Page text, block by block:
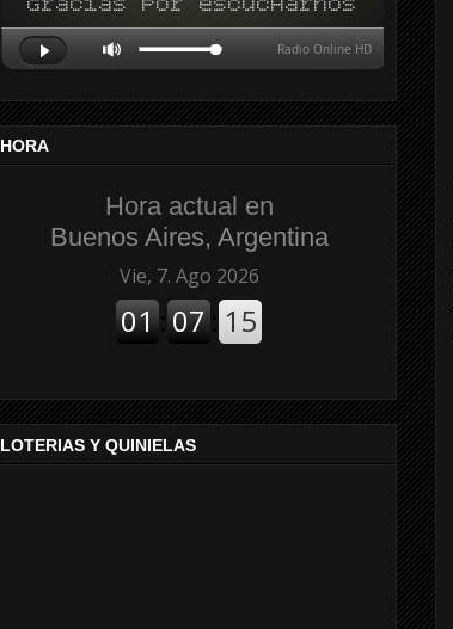
HORA
Hora actual en
Buenos Aires, Argentina
LOTERIAS Y QUINIELAS